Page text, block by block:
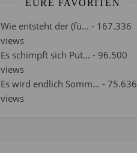
EURE FAVORITEN
Wie entsteht der (fü... - 167.336
views
Es schimpft sich Put... - 96.500
views
Es wird endlich Somm... - 75.636
views